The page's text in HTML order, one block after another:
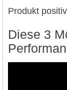
Produkt
Diese 3